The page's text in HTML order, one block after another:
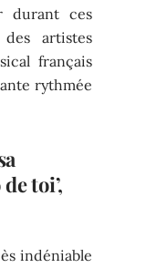
durant ces
artistes
français
rythmée
toi’,
indéniable